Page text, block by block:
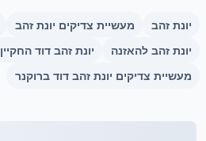
יונת זהב מעשיית צדיקים יונת זהב
יונת זהב להאזנה
יונת זהב דוד החקיין
מעשיית צדיקים יונת זהב דוד ברוקנר